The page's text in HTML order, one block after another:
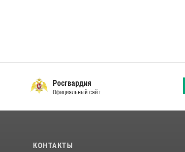
Росгвардия
Официальный сайт
КОНТАКТЫ